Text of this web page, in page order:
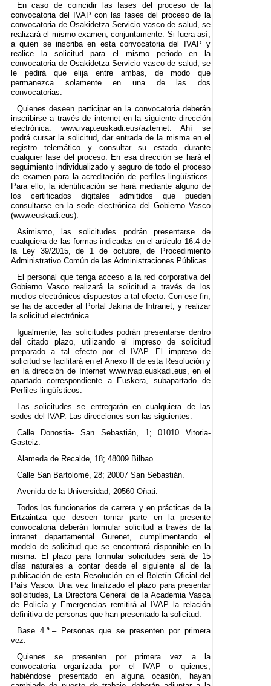
En caso de coincidir las fases del proceso de la
convocatoria del IVAP con las fases del proceso de la
convocatoria de Osakidetza-Servicio vasco de salud, se
realizará el mismo examen, conjuntamente. Si fuera así,
a quien se inscriba en esta convocatoria del IVAP y
realice la solicitud para el mismo periodo en la
convocatoria de Osakidetza-Servicio vasco de salud, se
le pedirá que elija entre ambas, de modo que
permanezca solamente en una de las dos
convocatorias.
Quienes deseen participar en la convocatoria deberán
inscribirse a través de internet en la siguiente dirección
electrónica: www.ivap.euskadi.eus/azternet. Ahí se
podrá cursar la solicitud, dar entrada de la misma en el
registro telemático y consultar su estado durante
cualquier fase del proceso. En esa dirección se hará el
seguimiento individualizado y seguro de todo el proceso
de examen para la acreditación de perfiles lingüísticos.
Para ello, la identificación se hará mediante alguno de
los certificados digitales admitidos que pueden
consultarse en la sede electrónica del Gobierno Vasco
(www.euskadi.eus).
Asimismo, las solicitudes podrán presentarse de
cualquiera de las formas indicadas en el artículo 16.4 de
la Ley 39/2015, de 1 de octubre, de Procedimiento
Administrativo Común de las Administraciones Públicas.
El personal que tenga acceso a la red corporativa del
Gobierno Vasco realizará la solicitud a través de los
medios electrónicos dispuestos a tal efecto. Con ese fin,
se ha de acceder al Portal Jakina de Intranet, y realizar
la solicitud electrónica.
Igualmente, las solicitudes podrán presentarse dentro
del citado plazo, utilizando el impreso de solicitud
preparado a tal efecto por el IVAP. El impreso de
solicitud se facilitará en el Anexo II de esta Resolución y
en la dirección de Internet www.ivap.euskadi.eus, en el
apartado correspondiente a Euskera, subapartado de
Perfiles lingüísticos.
Las solicitudes se entregarán en cualquiera de las
sedes del IVAP. Las direcciones son las siguientes:
Calle Donostia- San Sebastián, 1; 01010 Vitoria-
Gasteiz.
Alameda de Recalde, 18; 48009 Bilbao.
Calle San Bartolomé, 28; 20007 San Sebastián.
Avenida de la Universidad; 20560 Oñati.
Todos los funcionarios de carrera y en prácticas de la
Ertzaintza que deseen tomar parte en la presente
convocatoria deberán formular solicitud a través de la
intranet departamental Gurenet, cumplimentando el
modelo de solicitud que se encontrará disponible en la
misma. El plazo para formular solicitudes será de 15
días naturales a contar desde el siguiente al de la
publicación de esta Resolución en el Boletín Oficial del
País Vasco. Una vez finalizado el plazo para presentar
solicitudes, La Directora General de la Academia Vasca
de Policía y Emergencias remitirá al IVAP la relación
definitiva de personas que han presentado la solicitud.
Base 4.ª.– Personas que se presenten por primera
vez.
Quienes se presenten por primera vez a la
convocatoria organizada por el IVAP o quienes,
habiéndose presentado en alguna ocasión, hayan